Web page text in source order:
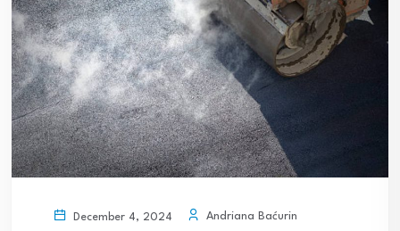
December 4, 2024
Andriana Baćurin